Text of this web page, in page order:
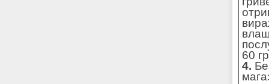
60
4.